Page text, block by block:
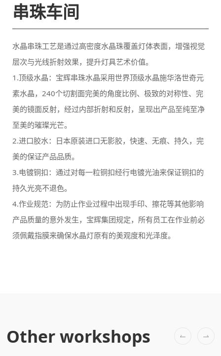
串珠车间
层次与光线折射效果，提升灯具艺术价值。
至美的璀璨光芒。
美的保证产品品质。
持久光亮不退色。
须佩戴指膜来确保水晶灯原有的美观度和光泽度。
Other workshops